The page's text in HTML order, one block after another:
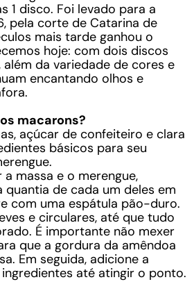
1 disco. Foi levado para a
pela corte de Catarina de
mais tarde ganhou o
hoje: com dois discos
da variedade de cores e
encantando olhos e
macarons?
açúcar de confeiteiro e clara
básicos para seu
massa e o merengue,
de cada um deles em
com uma espátula pão-duro.
e circulares, até que tudo
É importante não mexer
que a gordura da amêndoa
Em seguida, adicione a
até atingir o ponto.